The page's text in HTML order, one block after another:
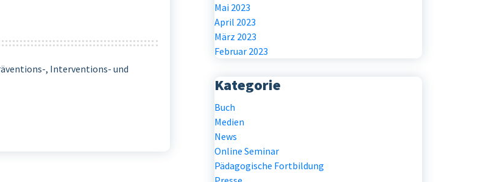
, Interventions- und
Mai 2023
April 2023
März 2023
Februar 2023
Kategorie
Buch
Medien
News
Online Seminar
Pädagogische Fortbildung